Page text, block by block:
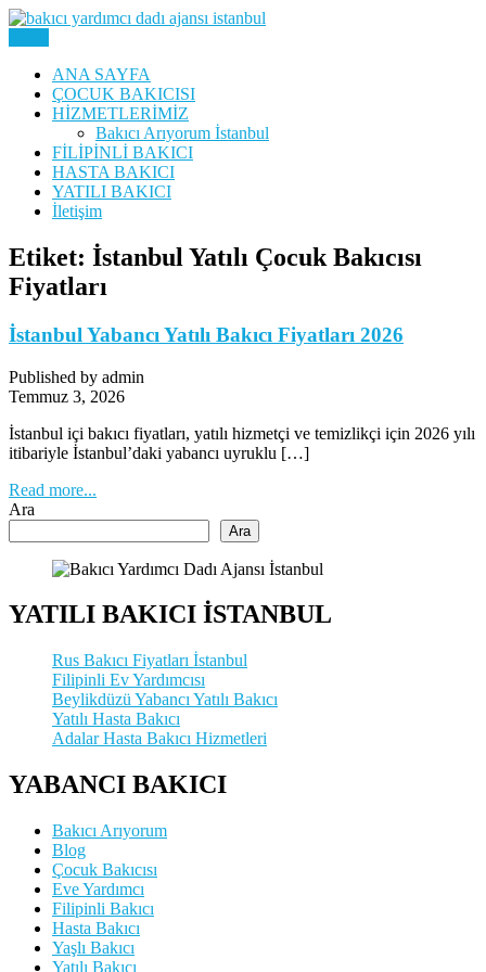
Skip
Bakıcı Yardımcı Dadı
Danışmanlık Ajansı İstanbul
ANA SAYFA
ÇOCUK BAKICISI
HİZMETLERİMİZ
Bakıcı Arıyorum İstanbul
FİLİPİNLİ BAKICI
HASTA BAKICI
YATILI BAKICI
İletişim
Etiket: İstanbul Yatılı Çocuk Bakıcısı
Fiyatları
İstanbul Yabancı Yatılı Bakıcı Fiyatları 2026
Published by admin
Temmuz 3, 2026
İstanbul içi bakıcı fiyatları, yatılı hizmetçi ve temizlikçi için 2026 yılı
itibariyle İstanbul’daki yabancı uyruklu […]
Read more...
Ara
Ara
YATILI BAKICI İSTANBUL
Rus Bakıcı Fiyatları İstanbul
Filipinli Ev Yardımcısı
Beylikdüzü Yabancı Yatılı Bakıcı
Yatılı Hasta Bakıcı
Adalar Hasta Bakıcı Hizmetleri
YABANCI BAKICI
Bakıcı Arıyorum
Blog
Çocuk Bakıcısı
Eve Yardımcı
Filipinli Bakıcı
Hasta Bakıcı
Yaşlı Bakıcı
Yatılı Bakıcı